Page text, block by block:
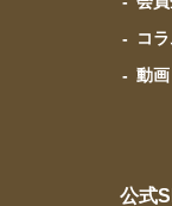
コ
動画
公式